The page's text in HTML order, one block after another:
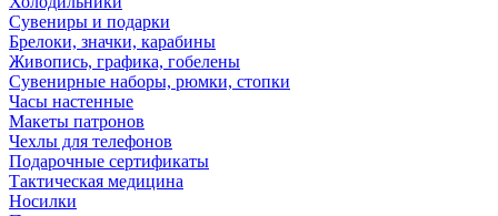
Сувениры и подарки
Брелоки, значки, карабины
Живопись, графика, гобелены
Сувенирные наборы, рюмки, стопки
Часы настенные
Макеты патронов
Чехлы для телефонов
Подарочные сертификаты
Тактическая медицина
Носилки